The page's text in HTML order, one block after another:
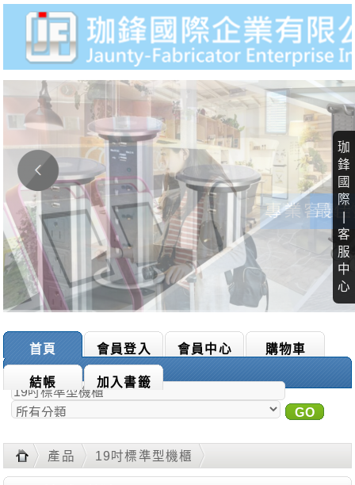
珈
鋒
國
際
客
服
中
心
首頁 會員登入 會員中心 購物車
結帳 加入書籤
商品搜尋：
GO
產品
19吋標準型機櫃